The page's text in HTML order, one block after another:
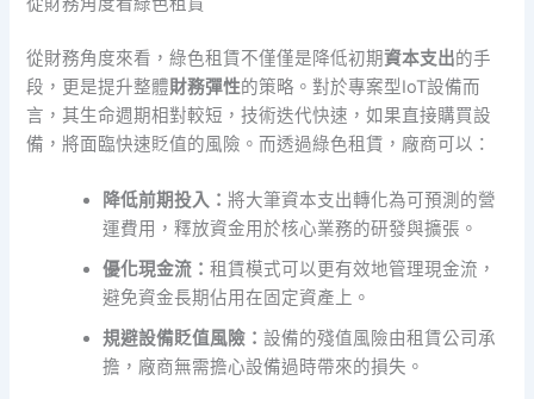
從財務角度來看，綠色租賃不僅僅是降低初期資本支出的手
段，更是提升整體財務彈性的策略。對於專案型IoT設備而
言，其生命週期相對較短，技術迭代快速，如果直接購買設
備，將面臨快速貶值的風險。而透過綠色租賃，廠商可以：
降低前期投入：將大筆資本支出轉化為可預測的營
運費用，釋放資金用於核心業務的研發與擴張。
優化現金流：租賃模式可以更有效地管理現金流，
避免資金長期佔用在固定資產上。
規避設備貶值風險：設備的殘值風險由租賃公司承
擔，廠商無需擔心設備過時帶來的損失。